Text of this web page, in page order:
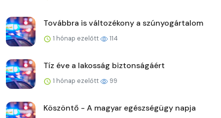
Továbbra is változékony a szúnyogártalom
1 hónap ezelőtt 114
Tíz éve a lakosság biztonságáért
1 hónap ezelőtt 99
Köszöntő - A magyar egészségügy napja